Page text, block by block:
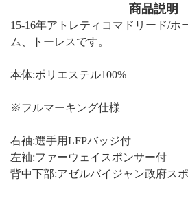
商品説明
15-16年アトレティコマドリード/ホ
ム、トーレスです。
本体:ポリエステル100%
※フルマーキング仕様
右袖:選手用LFPバッジ付
左袖:ファーウェイスポンサー付
背中下部:アゼルバイジャン政府ス